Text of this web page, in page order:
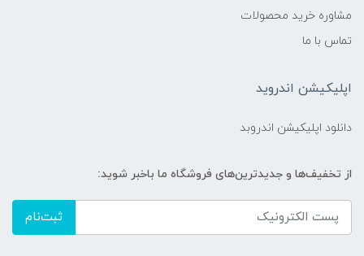
مشاوره خرید محصولات
تماس با ما
اپلیکیشن اندروید
دانلود اپلیکیشن اندروبد
از تخفیف‌ها و جدیدترین‌های فروشگاه ما باخبر شوید:
ثبت‌نام